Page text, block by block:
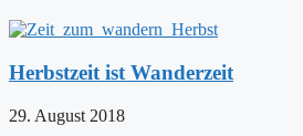
Herbstzeit ist Wanderzeit
29. August 2018